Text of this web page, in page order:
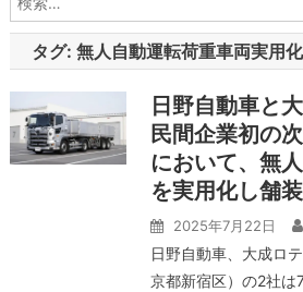
タグ: 無人自動運転荷重車両実用化
日野自動車と
民間企業初の
において、無
を実用化し舗
2025年7月22日
日野自動車、大成ロ
京都新宿区）の2社は